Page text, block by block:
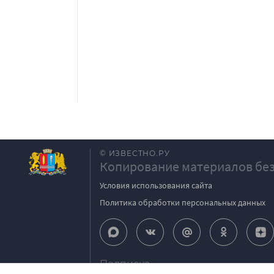
© ИЗВЕСТНО.РУ
Копирование материалов
Условия использования сайта
Политика обработки персональных данных
Подписка